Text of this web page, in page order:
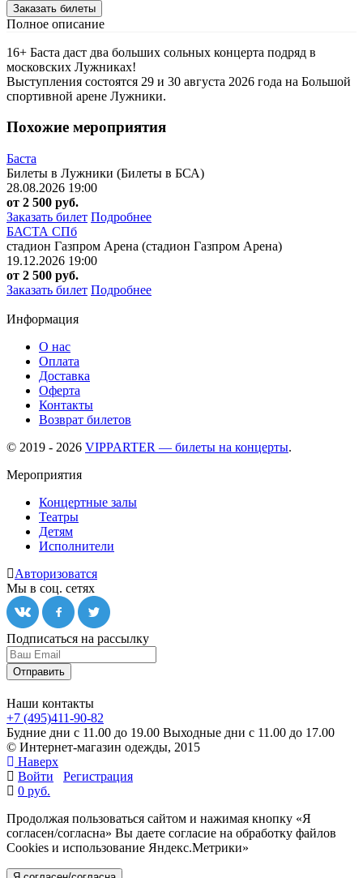
Заказать билеты
Полное описание
16+ Баста даст два больших сольных концерта подряд в
московских Лужниках!
Выступления состоятся 29 и 30 августа 2026 года на Большой
спортивной арене Лужники.
Похожие мероприятия
Баста
Билеты в Лужники (Билеты в БСА)
28.08.2026 19:00
от 2 500 руб.
Заказать билет Подробнее
БАСТА СПб
стадион Газпром Арена (стадион Газпром Арена)
19.12.2026 19:00
от 2 500 руб.
Заказать билет Подробнее
Информация
О нас
Оплата
Доставка
Оферта
Контакты
Возврат билетов
© 2019 - 2026 VIPPARTER — билеты на концерты.
Мероприятия
Концертные залы
Театры
Детям
Исполнители
Авторизоватся
Мы в соц. сетях
Подписаться на рассылку
Отправить
Наши контакты
+7 (495)411-90-82
Будние дни с 11.00 до 19.00 Выходные дни с 11.00 до 17.00
© Интернет-магазин одежды, 2015
Наверх
Войти
Регистрация
0 руб.
Продолжая пользоваться сайтом и нажимая кнопку «Я
согласен/согласна» Вы даете согласие на обработку файлов
Cookies и использование Яндекс.Метрики»